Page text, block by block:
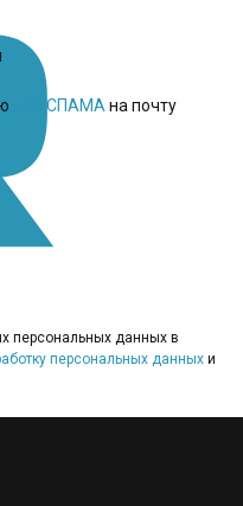
БЕЗ СПАМАна почту
персональных данных в
персональных данных и